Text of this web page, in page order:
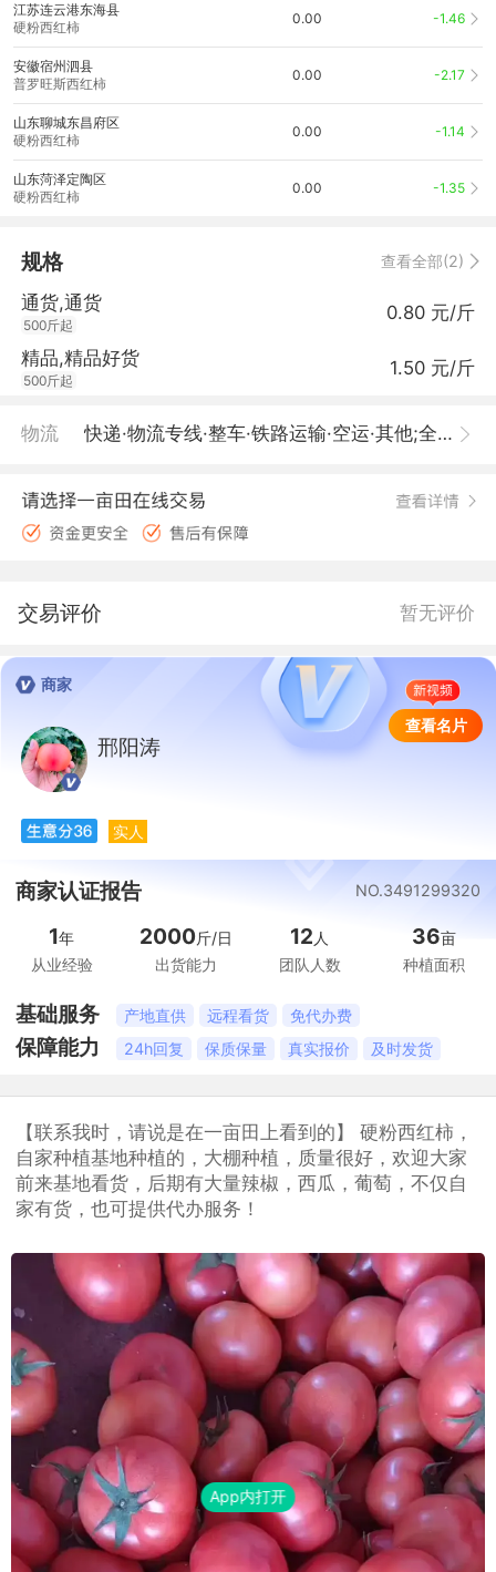
江苏连云港东海县
硬粉西红柿
0.00 -1.46
安徽宿州泗县
普罗旺斯西红柿
0.00 -2.17
山东聊城东昌府区
硬粉西红柿
0.00 -1.14
山东菏泽定陶区
硬粉西红柿
0.00 -1.35
规格 查看全部(2)
通货,通货
500斤起
0.80 元/斤
精品,精品好货
500斤起
1.50 元/斤
物流 快递·物流专线·整车·铁路运输·空运·其他;全国包邮
交易评价 暂无评价
商家
邢 邢阳涛
查看名片
实人
商家认证报告 NO.3491299320
1年
从业经验
2000斤/日
出货能力
12 人
团队人数
36亩
种植面积
基础服务 产地直供 远程看货 免代办费
保障能力 24h回复 保质保量 真实报价 及时发货
【联系我时，请说是在一亩田上看到的】 硬粉西红柿，
自家种植基地种植的，大棚种植，质量很好，欢迎大家
前来基地看货，后期有大量辣椒，西瓜，葡萄，不仅自
家有货，也可提供代办服务！
App内打开